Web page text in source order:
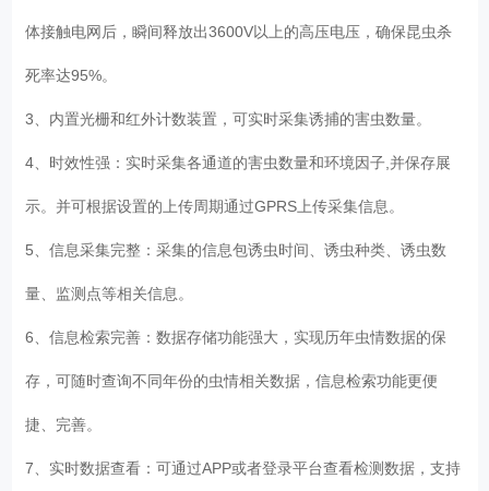
体接触电网后，瞬间释放出3600V以上的高压电压，确保昆虫杀
死率达95%。
3、内置光栅和红外计数装置，可实时采集诱捕的害虫数量。
4、时效性强：实时采集各通道的害虫数量和环境因子,并保存展
示。并可根据设置的上传周期通过GPRS上传采集信息。
5、信息采集完整：采集的信息包诱虫时间、诱虫种类、诱虫数
量、监测点等相关信息。
6、信息检索完善：数据存储功能强大，实现历年虫情数据的保
存，可随时查询不同年份的虫情相关数据，信息检索功能更便
捷、完善。
7、实时数据查看：可通过APP或者登录平台查看检测数据，支持